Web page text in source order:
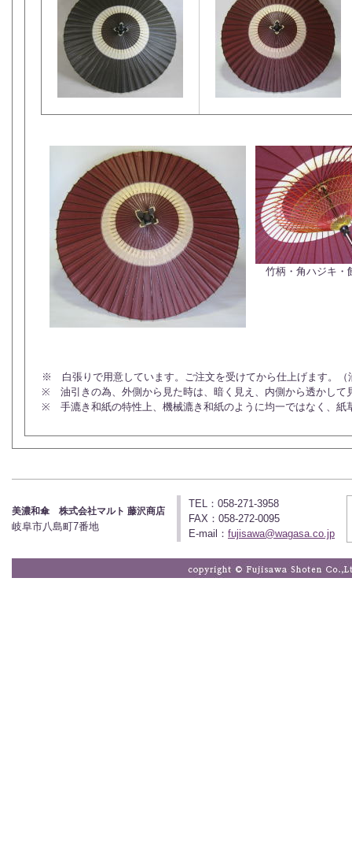
竹柄・角ハジキ・
※ 白張りで用意しています。ご注文を受けてから仕上げます。（
※ 油引きの為、外側から見た時は、暗く見え、内側から透かして
※ 手漉き和紙の特性上、機械漉き和紙のように均一ではなく、紙
美濃和傘 株式会社マルト 藤沢商店
岐阜市八島町7番地
TEL：058-271-3958
FAX：058-272-0095
E-mail： fujisawa@wagasa.co.jp